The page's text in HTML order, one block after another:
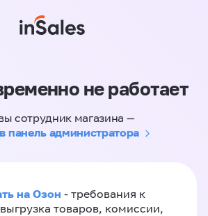
не работает
сотрудник магазина —
панель администратора
на Озон - требования к
товаров, комиссии,